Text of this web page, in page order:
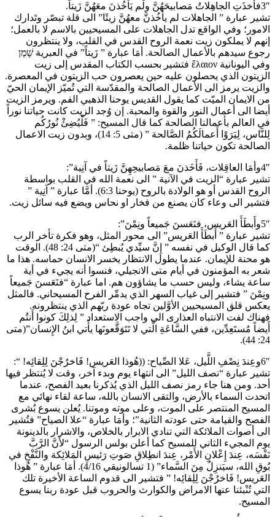
3″فأَخذَتِ الجاهِلاتُ مَصابيحَهُنَّ ولَم يَأخُذنَ معَهُنَّ زَيتاً.
تشير عبارة ” الجاهلات لم يأخُذنَّ معهُنَّ زيتًا” الى قلة تبصّر وتَدارك
الامور؛ وفي الواقع تدل الجاهلات على المسيحيين بالاسم لا بالعمل؛
إنهم لا يملكون زيت نعمة الروح القدس في القلب، ولا ينتظرون
رجوع سيدهم بالأعمال الصالحة. أمَا عبارة ” زَيتاً” في العبرية שָׁמֶן
وفي اليونانية ἔλαιον فتشير بحسب الكتاب المقدس إلى زيت
الزيتون الذي يحصلون عليه حين يعصرون حب الزيتون في المعصرة.
والزيت يرمز الى الأعمال الصالحة والمقدّسة التي تُميّز الإيمان الحيّ
من الايمان الميّت كما يقول القديس يوحنا الذهبي الفم. ويرمز الزيت
أيضا الى أعمال النور والقوة والمحبة. إن وُجد الزيت كانت حياتنا نوراً
في العالم بأعمالنا الصالحة كما قال المسيح: ” فَلْيُضِئْ نُورُكُم
لِلنَّاس، لِيَرَوْا أَعمالَكُمُ الصَّالحة ” (متى 5: 14)، وبدون زيت الاعمال
الصالحة تكون حياتنا ظلمة.
4″وأمَا العاقِلات، فَأَخَذنَ معَ مَصابيحِهِنَّ زَيتاً في آنِية”:
تشير عبارة “الزيت في الآنية ” الى نعمة الله في القلب بواسطة
الروح القدس أو هو الولادة بالروح (يوحنا 6:3). أمَّا عبارة ” آنِية ”
فتشير الى وعاء كان يصنع من فخار او نحاس ويضع فيه سائل زيت.
5″وأَبطَأَ العَريس، فنَعَسنَ جَميعاً ونِمْنَ”:
تشير عبارة ” أَبطَأَ العَريس” الى محور المثل، وهو فكرة تأخر الرب
كما قال الوكيل في نفسه ” إِنَّ سيِّدي يُبطِئ “(متى 24: 48). الوقت
هو محنة للإيمان. عندما يطول الانتظار يخسر الانسان حماسه. هذا ما
شعر به المؤمنون في أيام متى الانجيلي، فنسوا أنه يجيء في أية
ساعة يشاء، وليس حسب ما يشاؤون هم. اما عبارة “فنَعَسنَ جَميعاً
ونِمْنَ ” فتشير إلى غياب السهر الذي يدمِّر الفرح المسيحاني. فالمثل
يعكس قلق المسيحيين الأوَّلين تجاه عودة ربّهم الذي ينتظرونه.
فهناك لفت الانتباه العذارى الى واجب الاستعداد ” لِذلِكَ كونوا أَنتُم
أَيضاً مُستَعِدِّين، ففي السَّاعَةِ الَّتي لا تَتَوَقَّعونَها يأَتي ابنُ الإِنسان”(متى
24: 44).
6″وعِندَ نِصْفِ اللَّيل، عَلا الصِّياح: ((هُوذا العَريس! فَاخرُجْنَ لِلِقائِه! “:
تشير عبارة “نصف الليل” الى انتهاء يوم وبدء آخر، وقت لا يُنتظر فيها
أحد. ومن هنا جاء رمز نصف الليل الذي يُذكرنا بعيد الفصح، عندما
اتحدت السماء بالأرض، والتقى الانسان بالله، ساعة لقاء نهائي مع
المسيح المنتصر على الموت، وعلى موته وموتنا. يُعلن يسوع بُشرى
الفصح والقيامة حتى عودته الثانية”؛ وأمَا عبارة “علا الصياح” فتُشير
الى أصوات الملائكة التي تنادي الابرار بالخلاص، والاشرار بالدينونة
يوم المجيء الثاني للمسيح كما أعلن بولس الرسول “لأَنَّ الرَّبَّ
نَفْسَه، عِندَ إِعْلانِ الأَمْر، عِندَ انطِلاقِ صَوتِ رَئيسِ المَلائِكة والنَّفْخِ في
بُوقِ الله، سيَنزِلُ مِنَ السَّماء” (1 تسالونيقي 4/16). أمَا عبارة ” هُوذا
العَريس! فَاخرُجْنَ لِلِقائِه! ” فتشير الى قدوم الساعة الأخيرة تلك
التي تُنْبئنا عنها الامراض والكوارث والحروب قبل عودة ربنا يسوع
المسيح.